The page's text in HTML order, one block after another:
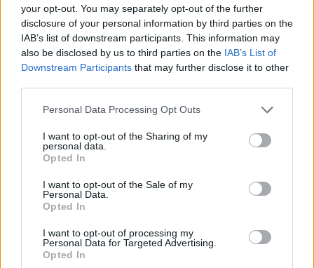
your opt-out. You may separately opt-out of the further
disclosure of your personal information by third parties on the
IAB’s list of downstream participants. This information may
also be disclosed by us to third parties on the IAB’s List of
Downstream Participants that may further disclose it to other
Personal Data Processing Opt Outs
I want to opt-out of the Sharing of my
personal data.
Opted In
I want to opt-out of the Sale of my
Personal Data.
Opted In
I want to opt-out of processing my
Personal Data for Targeted Advertising.
Opted In
il direttore del Lecce. Il mio sogno l'ho
realizzato, mi sono rialzato dalle cadute e
sono arrivato.Ci vuole tanta forza ed energia
per lavorare con il nostro spirito".